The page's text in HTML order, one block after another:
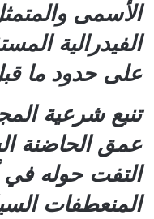
الأسمى
الفيدرالية
على حدود ما قبل
تنبع شرعية
عمق الحاضنة
التفت حوله
المنعطفات